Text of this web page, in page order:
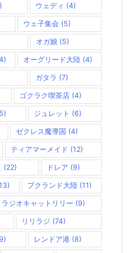
ウェディ (4)
ウェ子集会 (5)
オガ娘 (5)
オーグリード大陸 (4)
ガタラ (7)
ゴクラク喫茶店 (4)
ジュレット (6)
ゼクレス魔導国 (4)
ティアマーメイド (12)
(22) ドレア (9)
プクランド大陸 (11)
ラジオキャットリリー (9)
リリラジ (74)
レンドア港 (8)